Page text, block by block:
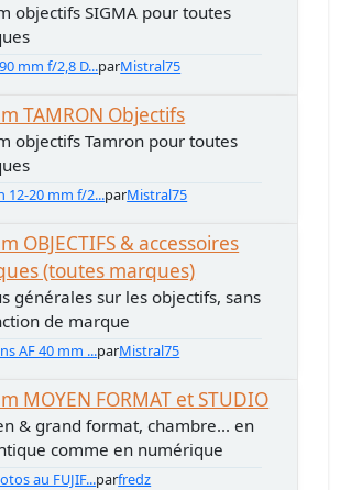
objectifs SIGMA pour toutes
mm f/2,8 D...parMistral75
TAMRON Objectifs
objectifs Tamron pour toutes
12-20 mm f/2...parMistral75
OBJECTIFS & accessoires
(toutes marques)
générales sur les objectifs, sans
de marque
AF 40 mm ...parMistral75
MOYEN FORMAT et STUDIO
& grand format, chambre... en
comme en numérique
au FUJIF...parfredz